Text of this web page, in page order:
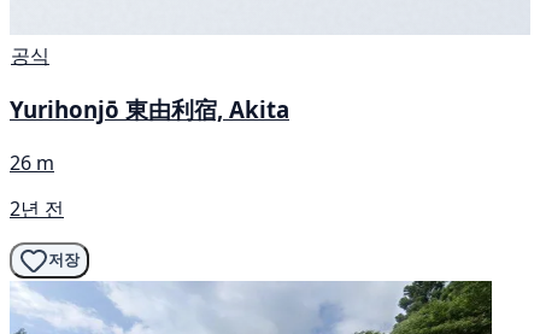
공식
Yurihonjō 東由利宿, Akita
26 m
2년 전
저장